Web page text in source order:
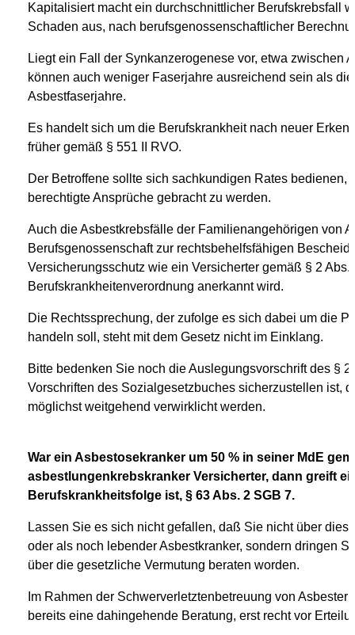
Kapitalisiert macht ein durchschnittlicher Berufskrebsfall
Schaden aus, nach berufsgenossenschaftlicher
Liegt ein Fall der Synkanzerogenese vor, etwa zwischen
können auch weniger Faserjahre ausreichend sein als
Asbestfaserjahre.
Es handelt sich um die Berufskrankheit nach neuer
früher gemäß § 551 II RVO.
Der Betroffene sollte sich sachkundigen Rates
berechtigte Ansprüche gebracht zu werden.
Auch die Asbestkrebsfälle der Familienangehörigen von
Berufsgenossenschaft zur rechtsbehelfsfähigen
Versicherungsschutz wie ein Versicherter gemäß § 2
Berufskrankheitenverordnung anerkannt wird.
Die Rechtssprechung, der zufolge es sich dabei um die
handeln soll, steht mit dem Gesetz nicht im Einklang.
Bitte bedenken Sie noch die Auslegungsvorschrift des §
Vorschriften des Sozialgesetzbuches sicherzustellen ist,
möglichst weitgehend verwirklicht werden.
War ein Asbestosekranker um 50 % in seiner MdE
asbestlungenkrebskranker Versicherter, dann greift
Berufskrankheitsfolge ist, § 63 Abs. 2 SGB 7.
Lassen Sie es sich nicht gefallen, daß Sie nicht über
oder als noch lebender Asbestkranker, sondern dringen
über die gesetzliche Vermutung beraten worden.
Im Rahmen der Schwerverletztenbetreuung von
bereits eine dahingehende Beratung, erst recht vor